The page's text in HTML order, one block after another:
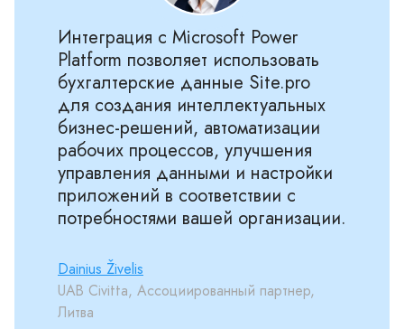
Интеграция с Microsoft Power
Platform позволяет использовать
бухгалтерские данные Site.pro
для создания интеллектуальных
бизнес-решений, автоматизации
рабочих процессов, улучшения
управления данными и настройки
приложений в соответствии с
потребностями вашей организации.
Dainius Živelis
UAB Civitta, Ассоциированный партнер,
Литва